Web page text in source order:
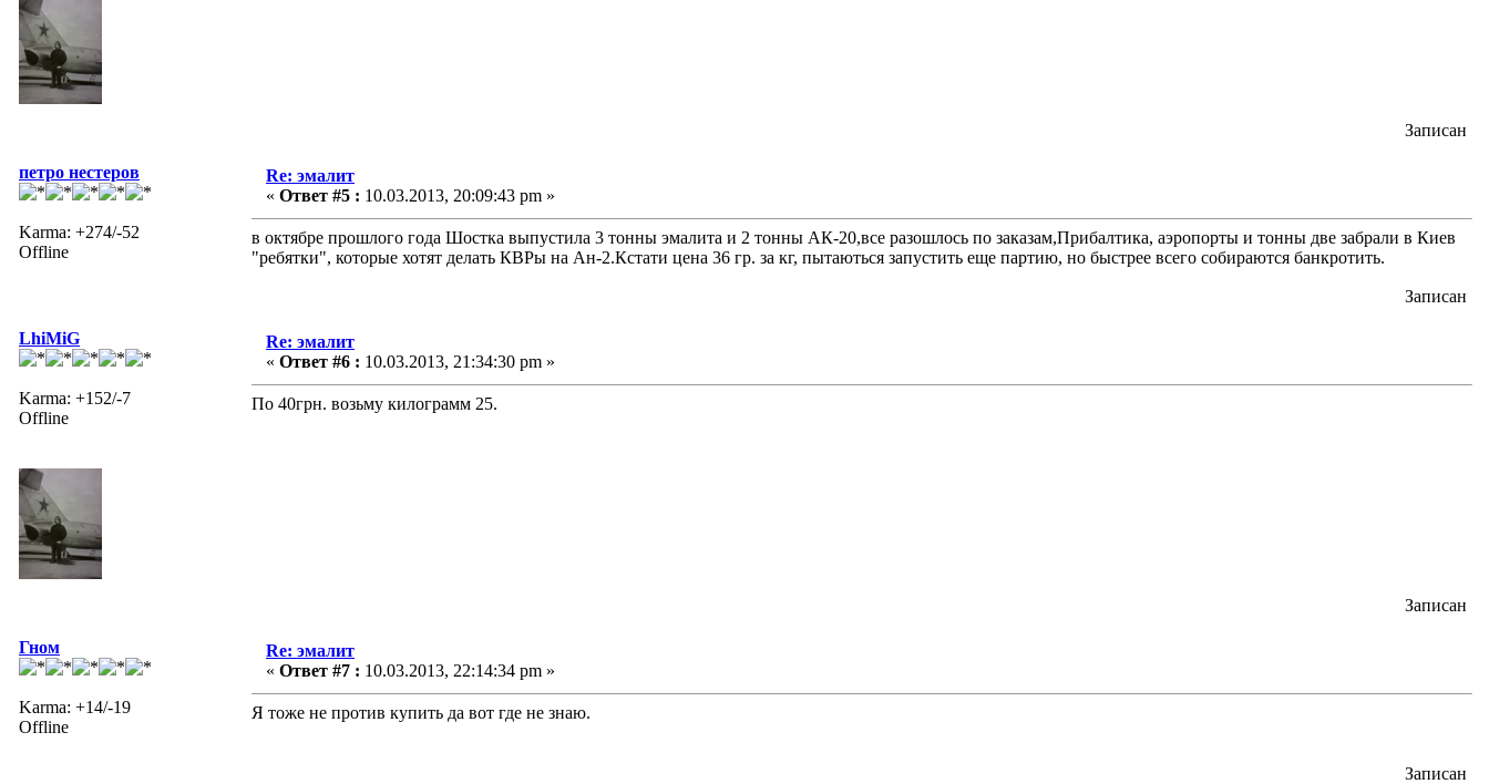
Записан
петро нестеров
Karma: +274/-52
Offline
Re: эмалит
« Ответ #5 : 10.03.2013, 20:09:43 pm »
в октябре прошлого года Шостка выпустила 3 тонны эмалита и 2 тонны АК-20,все разошлось по заказам,Прибалтика, аэропорты и тонны две забрали в Киев
"ребятки", которые хотят делать КВРы на Ан-2.Кстати цена 36 гр. за кг, пытаються запустить еще партию, но быстрее всего собираются банкротить.
Записан
LhiMiG
Karma: +152/-7
Offline
Re: эмалит
« Ответ #6 : 10.03.2013, 21:34:30 pm »
По 40грн. возьму килограмм 25.
Записан
Гном
Karma: +14/-19
Offline
Re: эмалит
« Ответ #7 : 10.03.2013, 22:14:34 pm »
Я тоже не против купить да вот где не знаю.
Записан